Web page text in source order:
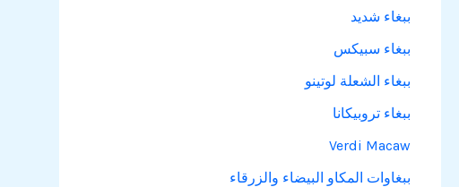
ببغاء شديد
ببغاء سبيكس
ببغاء الشعلة لوتينو
ببغاء تروبيكانا
Verdi Macaw
ببغاوات المكاو البيضاء والزرقاء